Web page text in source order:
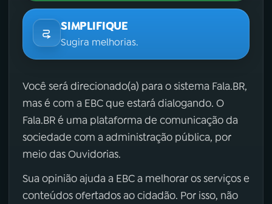
SIMPLIFIQUE
Sugira melhorias.
Você será direcionado(a) para o sistema Fala.BR,
mas é com a EBC que estará dialogando. O
Fala.BR é uma plataforma de comunicação da
sociedade com a administração pública, por
meio das Ouvidorias.
Sua opinião ajuda a EBC a melhorar os serviços e
conteúdos ofertados ao cidadão. Por isso, não